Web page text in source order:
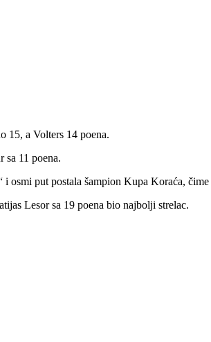
15, a Volters 14 poena.
sa 11 poena.
put postala šampion Kupa Koraća,
Lesor sa 19 poena bio najbolji strelac.